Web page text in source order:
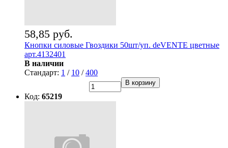
58,85 руб.
Кнопки силовые Гвоздики 50шт/уп. deVENTE цветные
арт.4132401
В наличии
Стандарт: 1 / 10 /400
В корзину
Код: 65219